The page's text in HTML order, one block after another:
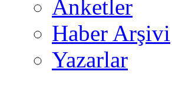
Anketler
Haber Arşivi
Yazarlar